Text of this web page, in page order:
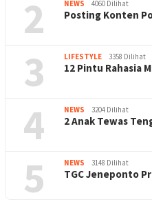
2 NEWS 4060 Dilihat
Posting Konten
3 LIFESTYLE 3358 Dilihat
12 Pintu Rahasia
4 NEWS 3204 Dilihat
2 Anak Tewas
5 NEWS 3148 Dilihat
TGC Jeneponto